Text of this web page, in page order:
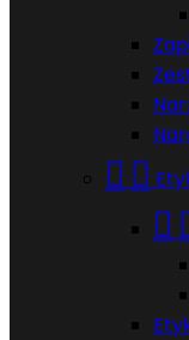
 
